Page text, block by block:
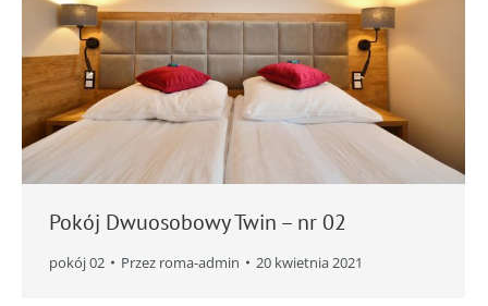
Pokój Dwuosobowy Twin – nr 02
pokój 02 Przez roma-admin 20 kwietnia 2021